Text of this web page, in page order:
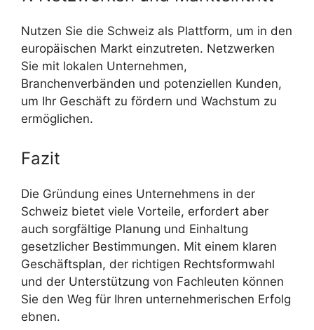
Nutzen Sie die Schweiz als Plattform, um in den
europäischen Markt einzutreten. Netzwerken
Sie mit lokalen Unternehmen,
Branchenverbänden und potenziellen Kunden,
um Ihr Geschäft zu fördern und Wachstum zu
ermöglichen.
Fazit
Die Gründung eines Unternehmens in der
Schweiz bietet viele Vorteile, erfordert aber
auch sorgfältige Planung und Einhaltung
gesetzlicher Bestimmungen. Mit einem klaren
Geschäftsplan, der richtigen Rechtsformwahl
und der Unterstützung von Fachleuten können
Sie den Weg für Ihren unternehmerischen Erfolg
ebnen.